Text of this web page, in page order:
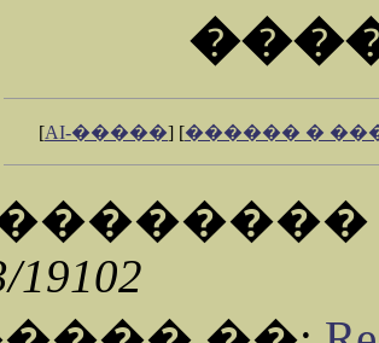
[AI-�����] [������ �
19102